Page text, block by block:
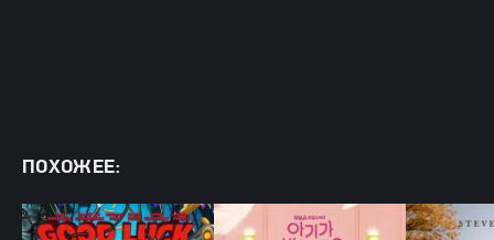
ПОХОЖЕЕ: